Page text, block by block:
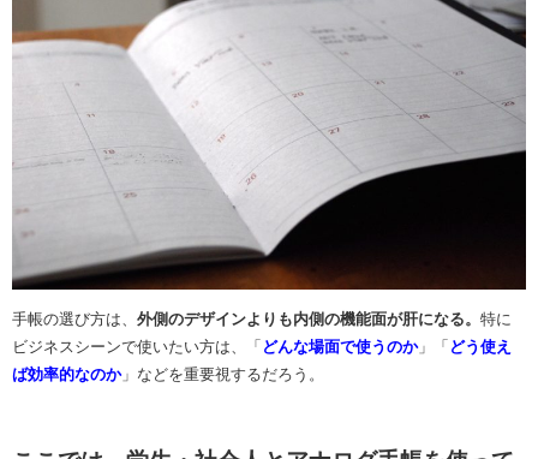
手帳の選び方は、 外側のデザインよりも内側の機能面が肝になる。 特に
ビジネスシーンで使いたい方は、「 どんな場面で使うのか」「 どう使え
ば効率的なのか」などを重要視するだろう。